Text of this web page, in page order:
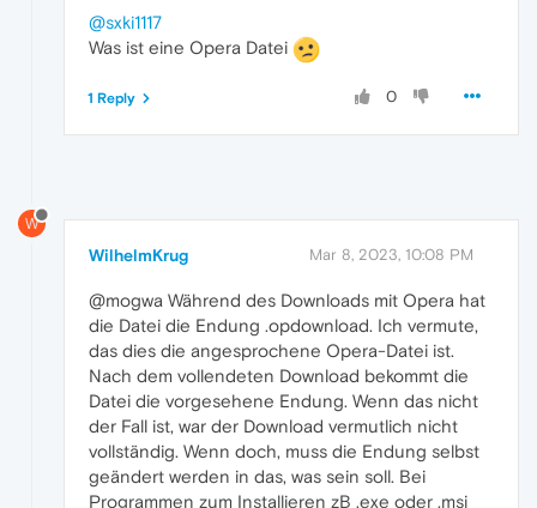
@sxki1117
Was ist eine Opera Datei
0
1 Reply
W
WilhelmKrug Mar 8, 2023, 10:08 PM
@mogwa Während des Downloads mit Opera hat
die Datei die Endung .opdownload. Ich vermute,
das dies die angesprochene Opera-Datei ist.
Nach dem vollendeten Download bekommt die
Datei die vorgesehene Endung. Wenn das nicht
der Fall ist, war der Download vermutlich nicht
vollständig. Wenn doch, muss die Endung selbst
geändert werden in das, was sein soll. Bei
Programmen zum Installieren zB .exe oder .msi